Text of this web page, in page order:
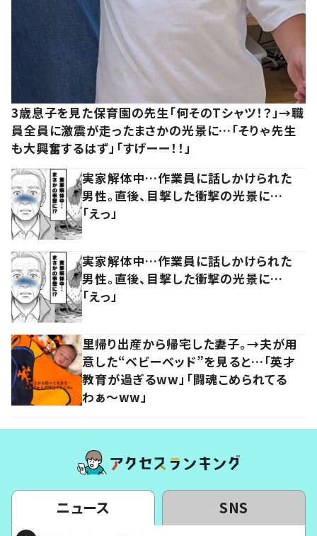
3歳息子を見た保育園の先生「何そのTシャツ！？」→職
員全員に激震が走ったまさかの光景に…「そりゃ先生
も大興奮するはず」「すげーー！！」
実家解体中…作業員に話しかけられた
男性。直後、目撃した衝撃の光景に…
「えっ」
実家解体中…作業員に話しかけられた
男性。直後、目撃した衝撃の光景に…
「えっ」
里帰り出産から帰宅した妻子。→夫が用
意した“ベビーベッド”を見ると…「英才
教育が過ぎるww」「闘魂こめられてる
わぁ～ww」
ニュース SNS